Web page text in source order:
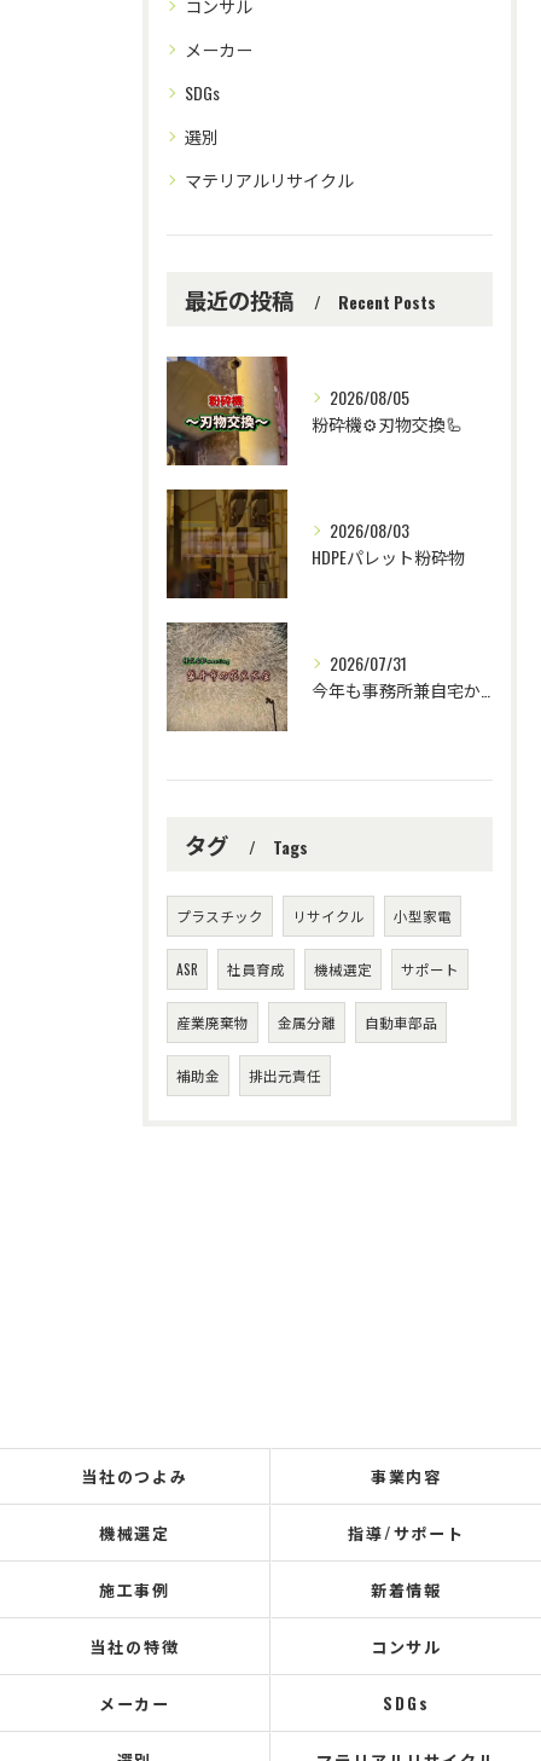
コンサル
メーカー
SDGs
選別
マテリアルリサイクル
最近の投稿 Recent Posts
2026/08/05
粉砕機⚙️刃物交換🦾
2026/08/03
HDPEパレット粉砕物
2026/07/31
今年も事務所兼自宅から見える花火大会👘🎆🌟が
タグ Tags
プラスチック リサイクル 小型家電
ASR 社員育成 機械選定 サポート
産業廃棄物 金属分離 自動車部品
補助金 排出元責任
当社のつよみ 事業内容
機械選定 指導/サポート
施工事例 新着情報
当社の特徴 コンサル
メーカー SDGs